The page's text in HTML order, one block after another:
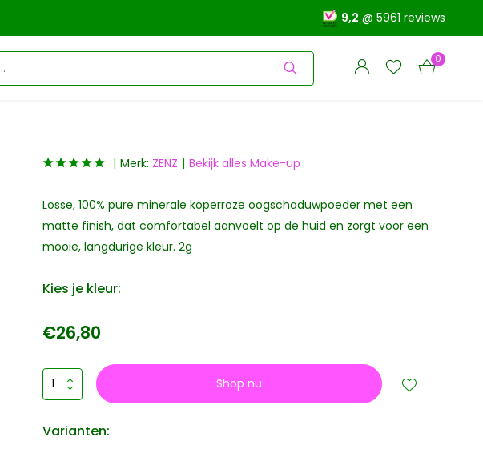
9,2 @ 5961 reviews
Account
aanmaken
Account
aanmaken
0
Merk: ZENZ Bekijk alles Make-up
Losse, 100% pure minerale koperroze oogschaduwpoeder met een
matte finish, dat comfortabel aanvoelt op de huid en zorgt voor een
mooie, langdurige kleur. 2g
Kies je kleur:
€26,80
Shop nu
Varianten: